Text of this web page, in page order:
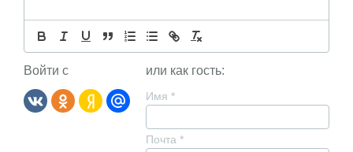
Войти с или как гость:
Имя *
Почта *